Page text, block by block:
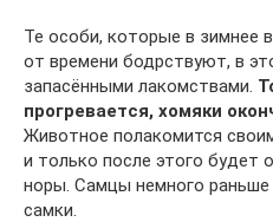
Те особи, которые в зимнее
от времени бодрствуют, в
запасёнными лакомствами.
прогревается, хомяки
Животное полакомится
и только после этого будет
норы. Самцы немного
самки.